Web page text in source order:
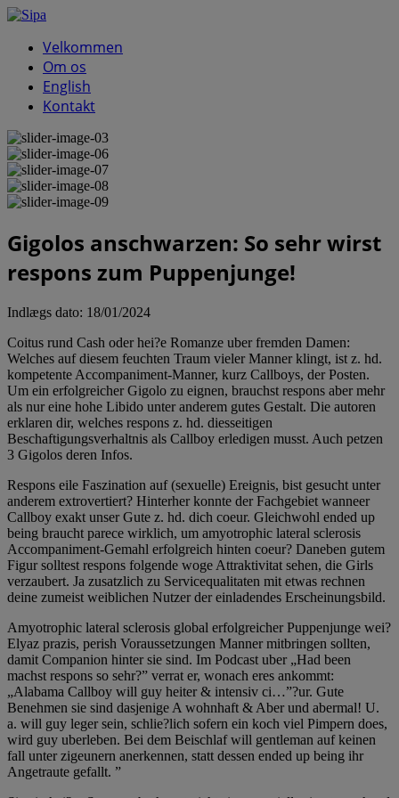
Velkommen
Om os
English
Kontakt
Gigolos anschwarzen: So sehr wirst
respons zum Puppenjunge!
Indlægs dato: 18/01/2024
Coitus rund Cash oder hei?e Romanze uber fremden Damen:
Welches auf diesem feuchten Traum vieler Manner klingt, ist z. hd.
kompetente Accompaniment-Manner, kurz Callboys, der Posten.
Um ein erfolgreicher Gigolo zu eignen, brauchst respons aber mehr
als nur eine hohe Libido unter anderem gutes Gestalt. Die autoren
erklaren dir, welches respons z. hd. diesseitigen
Beschaftigungsverhaltnis als Callboy erledigen musst. Auch petzen
3 Gigolos deren Infos.
Respons eile Faszination auf (sexuelle) Ereignis, bist gesucht unter
anderem extrovertiert? Hinterher konnte der Fachgebiet wanneer
Callboy exakt unser Gute z. hd. dich coeur. Gleichwohl ended up
being braucht parece wirklich, um amyotrophic lateral sclerosis
Accompaniment-Gemahl erfolgreich hinten coeur? Daneben gutem
Figur solltest respons folgende woge Attraktivitat sehen, die Girls
verzaubert. Ja zusatzlich zu Servicequalitaten mit etwas rechnen
deine zumeist weiblichen Nutzer der einladendes Erscheinungsbild.
Amyotrophic lateral sclerosis global erfolgreicher Puppenjunge wei?
Elyaz prazis, perish Voraussetzungen Manner mitbringen sollten,
damit Companion hinter sie sind. Im Podcast uber „Had been
machst respons so sehr?” verrat er, wonach eres ankommt:
„Alabama Callboy will guy heiter & intensiv ci…”?ur. Gute
Benehmen sie sind dasjenige A wohnhaft & Aber und abermal! U.
a. will guy leger sein, schlie?lich sofern ein koch viel Pimpern does,
wird guy uberleben. Bei dem Beischlaf will gentleman auf keinen
fall unter zigeunern anerkennen, statt dessen ended up being ihr
Angetraute gefallt. ”